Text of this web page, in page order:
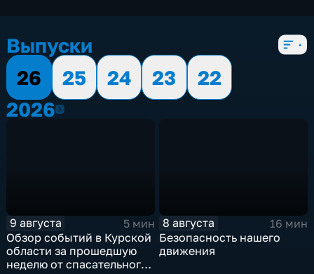
Выпуски
26
25 24 23
22
20262026
9 августа
5 мин
Обзор событий в Курской
области за прошедшую
неделю от спасательного
8 августа
16 мин
Безопасность нашего
движения